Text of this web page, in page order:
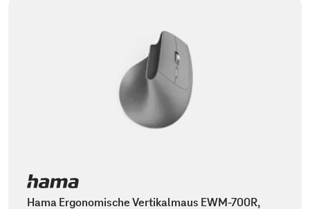
Hama Ergonomische Vertikalmaus EWM-700R,